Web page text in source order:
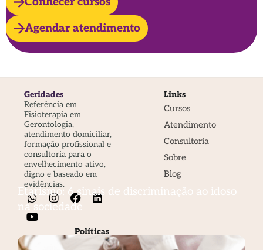
Etarismo: 6 sinais de discriminação ao idoso
na sociedade
Agendar atendimento
Geridades
Referência em
Fisioterapia em
Gerontologia,
atendimento domiciliar,
formação profissional e
consultoria para o
envelhecimento ativo,
digno e baseado em
evidências.
Links
Cursos
Atendimento
Consultoria
Sobre
Blog
Políticas
Privacidade (LGPD)